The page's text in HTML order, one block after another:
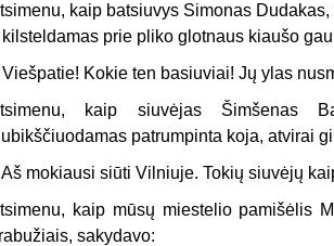
kaip batsiuvys Simonas
kilsteldamas prie pliko glotnaus kiaušo
Kokie ten basiuviai! Jų ylas
kaip siuvėjas Šimšenas
patrumpinta koja, atvirai
mokiausi siūti Vilniuje. Tokių siuvėjų
kaip mūsų miestelio pamišėlis
sakydavo: